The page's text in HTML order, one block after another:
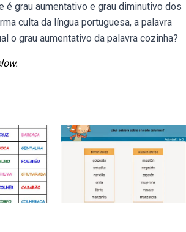
é grau aumentativo e grau diminutivo dos
culta da língua portuguesa, a palavra
o grau aumentativo da palavra cozinha?